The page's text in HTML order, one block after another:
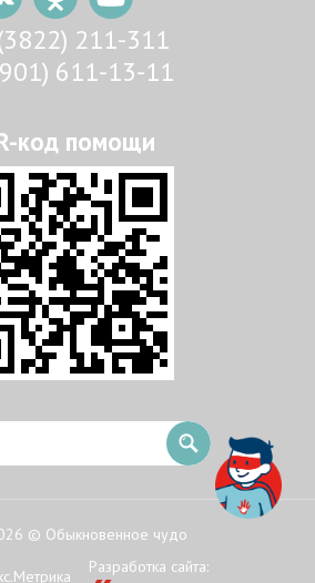
211-311
611-13-11
© Обыкновенное чудо
Разработка сайта: